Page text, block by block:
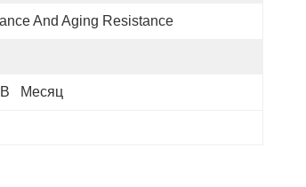
And Aging Resistance
Месяц